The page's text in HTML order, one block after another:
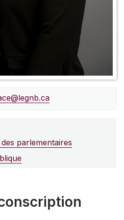
parlementaires